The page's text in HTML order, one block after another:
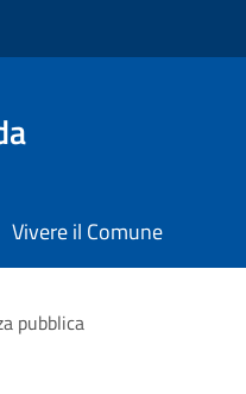
Vivere il Comune
pubblica